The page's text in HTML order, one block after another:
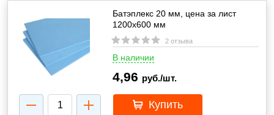
Батэплекс 20 мм, цена за лист
1200х600 мм
2 отзыва
В наличии
4,96 руб./шт.
Купить